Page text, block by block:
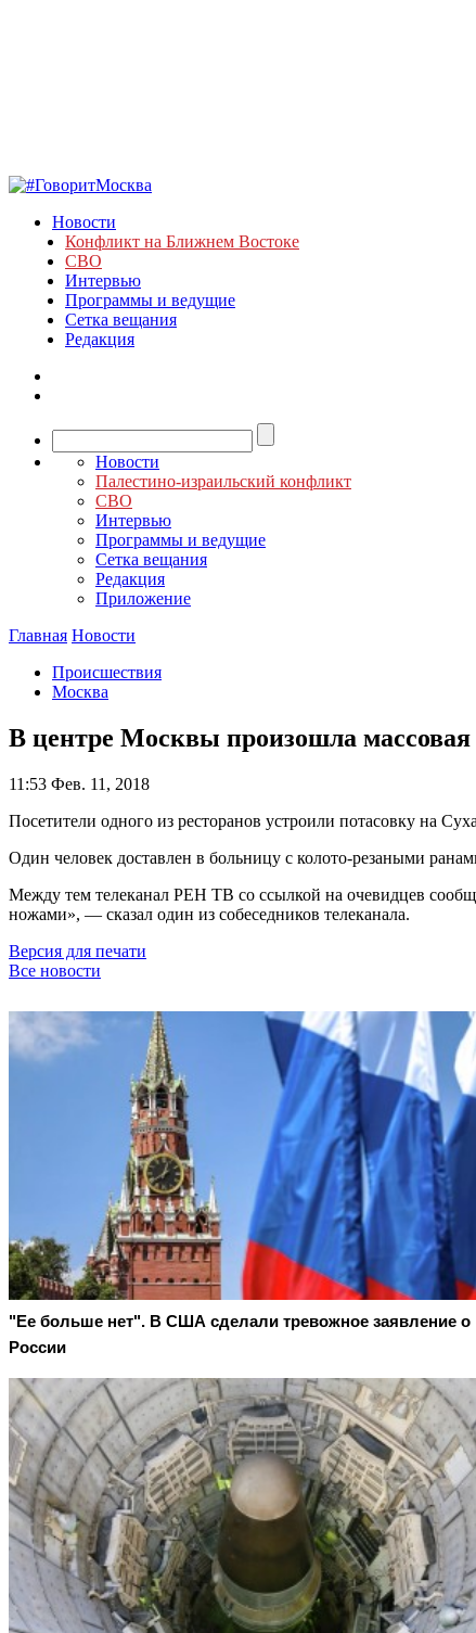
Новости
Конфликт на Ближнем Востоке
СВО
Интервью
Программы и ведущие
Сетка вещания
Редакция
Новости
Палестино-израильский конфликт
СВО
Интервью
Программы и ведущие
Сетка вещания
Редакция
Приложение
Главная Новости
Происшествия
Москва
В центре Москвы произошла массовая
11:53 Фев. 11, 2018
Посетители одного из ресторанов устроили потасовку на
Один человек доставлен в больницу с колото-резаными
Между тем телеканал РЕН ТВ со ссылкой на очевидцев
ножами», — сказал один из собеседников телеканала.
Версия для печати
Все новости
"Ее больше нет". В США сделали тревожное заявление о
России